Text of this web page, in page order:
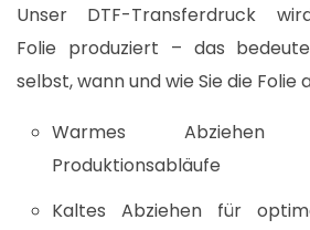
Unser DTF-Transferdruck
Folie produziert – das
selbst, wann und wie Sie die Folie
Warmes
Produktionsabläufe
Kaltes Abziehen für